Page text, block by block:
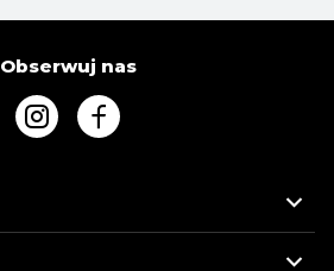
Obserwuj nas